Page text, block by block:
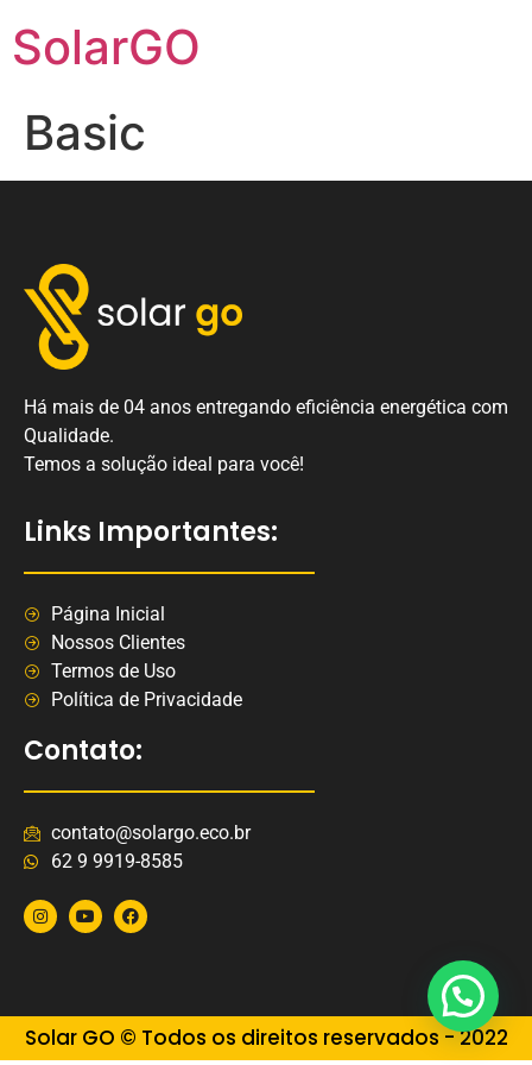
SolarGO
Basic
Há mais de 04 anos entregando eficiência energética com
Qualidade.
Temos a solução ideal para você!
Links Importantes:
Página Inicial
Nossos Clientes
Termos de Uso
Política de Privacidade
Contato:
contato@solargo.eco.br
62 9 9919-8585
Solar GO © Todos os direitos reservados - 2022